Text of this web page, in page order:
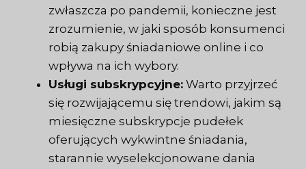
zwłaszcza po pandemii, konieczne jest
zrozumienie, w jaki sposób konsumenci
robią zakupy śniadaniowe online i co
wpływa na ich wybory.
Usługi subskrypcyjne: Warto przyjrzeć
się rozwijającemu się trendowi, jakim są
miesięczne subskrypcje pudełek
oferujących wykwintne śniadania,
starannie wyselekcjonowane dania